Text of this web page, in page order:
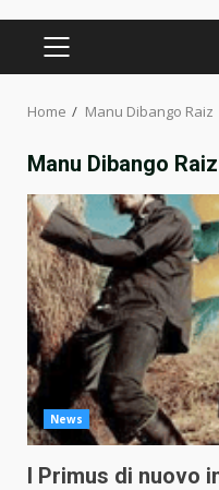
PRIMARY
Home Manu Dibango Raiz
Manu Dibango Raiz
News
I Primus di nuovo